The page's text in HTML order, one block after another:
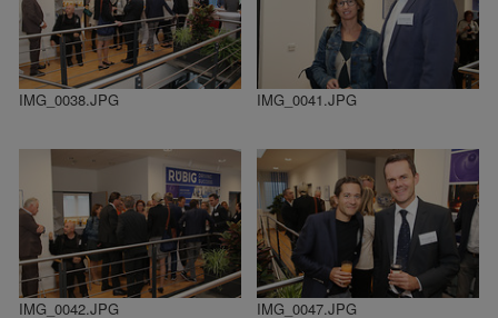
IMG_0038.JPG IMG_0041.JPG
IMG_0042.JPG IMG_0047.JPG